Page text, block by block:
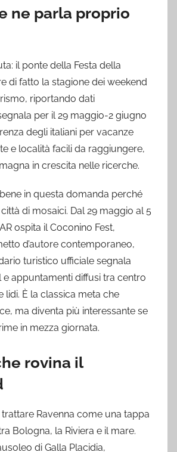
ne parla proprio
il ponte della Festa della
di fatto la stagione dei weekend
riportando dati
per il 29 maggio-2 giugno
degli italiani per vacanze
e località facili da raggiungere,
in crescita nelle ricerche.
in questa domanda perché
di mosaici. Dal 29 maggio al 5
ospita il Coconino Fest,
d’autore contemporaneo,
turistico ufficiale segnala
e appuntamenti diffusi tra centro
lidi. È la classica meta che
ma diventa più interessante se
in mezza giornata.
rovina il
trattare Ravenna come una tappa
Bologna, la Riviera e il mare.
di Galla Placidia,